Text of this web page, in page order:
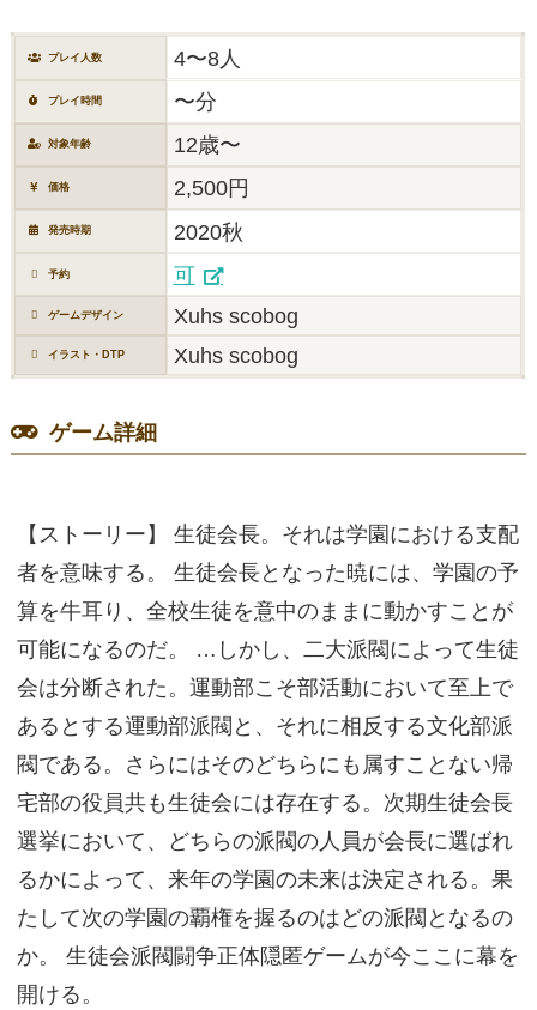
プレイ人数 4〜8人
プレイ時間 〜分
対象年齢 12歳〜
価格 2,500円
発売時期 2020秋
予約 可
ゲームデザイン Xuhs scobog
イラスト・DTP Xuhs scobog
ゲーム詳細
【ストーリー】 生徒会長。それは学園における支配
者を意味する。 生徒会長となった暁には、学園の予
算を牛耳り、全校生徒を意中のままに動かすことが
可能になるのだ。 …しかし、二大派閥によって生徒
会は分断された。運動部こそ部活動において至上で
あるとする運動部派閥と、それに相反する文化部派
閥である。さらにはそのどちらにも属すことない帰
宅部の役員共も生徒会には存在する。次期生徒会長
選挙において、どちらの派閥の人員が会長に選ばれ
るかによって、来年の学園の未来は決定される。果
たして次の学園の覇権を握るのはどの派閥となるの
か。 生徒会派閥闘争正体隠匿ゲームが今ここに幕を
開ける。